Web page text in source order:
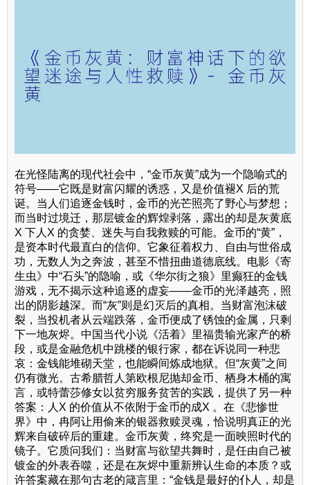
在光怪陆离的现代社会中，“金币灰黄”成为一个隐喻式的
符号——它既是财富闪耀的诱惑，又是价值褪X 后的荒
诞。当人们追逐金钱时，金币的光芒照亮了野心与梦想；
而当时过境迁，那层镀金的辉煌剥落，露出的却是灰黄底
X 下人X 的贪婪、迷失与自我救赎的可能。金币的“黄”，
是资本时代最直白的信仰。它象征着权力、自由与世俗成
功，无数人为之奔波，甚至不惜扭曲道德底线。电影《寄
生虫》中“石头”的隐喻，或《华尔街之狼》里癫狂的金钱
游戏，无不揭示这种追逐的虚妄——金币的光泽越亮，照
出的阴影越深。而“灰”则是幻灭后的真相。当财富泡沫破
裂，当投机者从云端跌落，金币便成了锈蚀的金属，只剩
下一地灰烬。中国当代小说《活着》里福贵输光家产的桥
段，或是金融危机中跳楼的银行家，都在诉说同一种悲
哀：金钱能堆砌天堂，也能瞬间炼成地狱。但“灰黄”之间
仍有微光。古希腊哲人第欧根尼抛却金币、栖身木桶的寓
言，或特蕾莎修女以贫穷服务贫苦的实践，提供了另一种
答案：人X 的价值从不依附于金币的成X 。在《悲惨世
界》中，冉阿让用偷来的银器救赎灵魂，恰说明真正的光
辉来自破碎后的重建。金币灰黄，终究是一面映照时代的
镜子。它质问我们：当财富与欲望共舞时，是任由自己被
镀金的外表吞噬，还是在灰烬中重新辨认生命的本质？或
许答案藏在那句古老的箴言里：“金钱是最好的仆人，却是